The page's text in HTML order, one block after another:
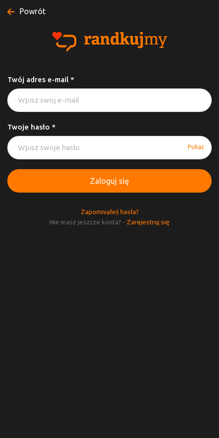
Powrót
Twój adres e-mail *
Twoje hasło *
Pokaż
Zaloguj się
Zapomniałeś hasła?
Nie masz jeszcze konta? - Zarejestruj się